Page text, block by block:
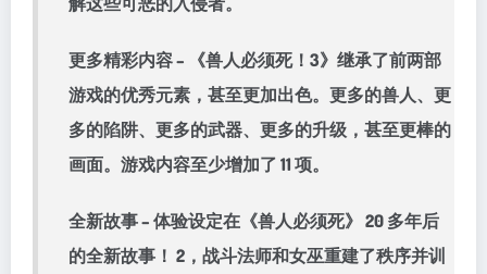
更多精彩内容 – 《兽人必须死！3》继承了前两部
游戏的优秀元素，甚至更加出色。更多的兽人、更
多的陷阱、更多的武器、更多的升级，甚至更棒的
画面。游戏内容至少增加了 11 项。
全新故事 – 体验设定在《兽人必须死》 20 多年后
的全新故事！ 2，战斗法师和女巫重建了秩序并训